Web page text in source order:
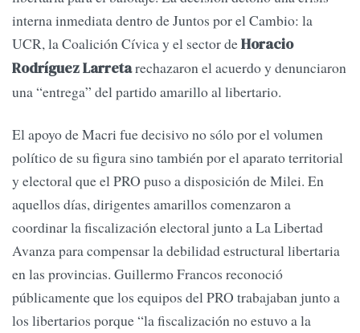
interna inmediata dentro de Juntos por el Cambio: la
UCR, la Coalición Cívica y el sector deHoracio
Rodríguez Larretarechazaron el acuerdo y denunciaron
una “entrega” del partido amarillo al libertario.
El apoyo de Macri fue decisivo no sólo por el volumen
político de su figura sino también por el aparato territorial
y electoral que el PRO puso a disposición de Milei. En
aquellos días, dirigentes amarillos comenzaron a
coordinar la fiscalización electoral junto a La Libertad
Avanza para compensar la debilidad estructural libertaria
en las provincias. Guillermo Francos reconoció
públicamente que los equipos del PRO trabajaban junto a
los libertarios porque “la fiscalización no estuvo a la